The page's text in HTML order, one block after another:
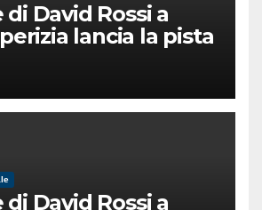
David Rossi a
lancia la pista
finita
David Rossi a